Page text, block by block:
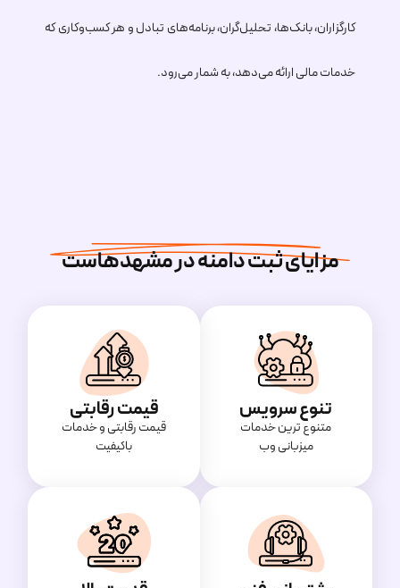
کارگزاران، بانک‌ها، تحلیل‌گران، برنامه‌های تبادل و هر کسب‌وکاری که
خدمات مالی ارائه می‌دهد، به شمار می‌رود.
مزایای ثبت دامنه در مشهدهاست
تنوع سرویس
متنوع ترین خدمات
میزبانی وب
قیمت رقابتی
قیمت‌ رقابتی و خدمات
باکیفیت